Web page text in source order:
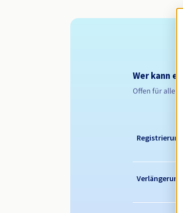
Wer kann
Offen für alle